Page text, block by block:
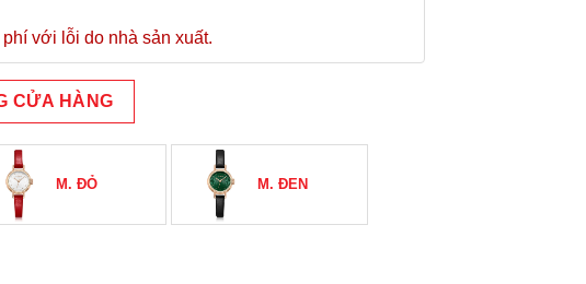
với lỗi do nhà sản xuất.
CỬA HÀNG
M. ĐỎ M. ĐEN